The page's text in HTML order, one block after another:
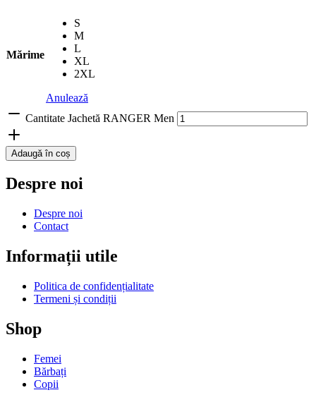
Mărime
S
M
L
XL
2XL
Anulează
Cantitate Jachetă RANGER Men
Adaugă în coș
Despre noi
Despre noi
Contact
Informații utile
Politica de confidențialitate
Termeni și condiții
Shop
Femei
Bărbați
Copii